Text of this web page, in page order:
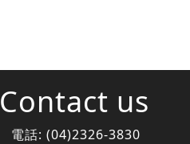
Contact us
電話: (04)2326-3830